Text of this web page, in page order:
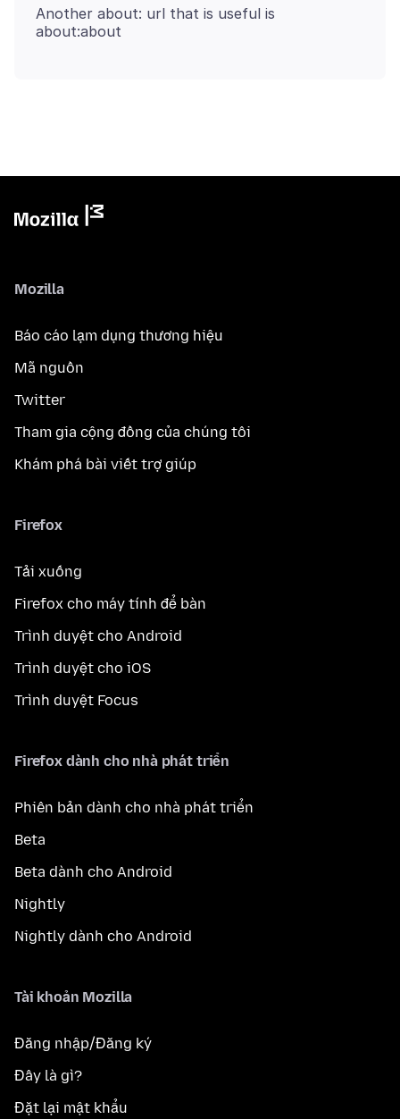
Another about: url that is useful is
Mozilla
Báo cáo lạm dụng thương hiệu
Mã nguồn
Twitter
Tham gia cộng đồng của chúng tôi
Khám phá bài viết trợ giúp
Firefox
Tải xuống
Firefox cho máy tính để bàn
Trình duyệt cho Android
Trình duyệt cho iOS
Trình duyệt Focus
Firefox dành cho nhà phát triển
Phiên bản dành cho nhà phát triển
Beta
Beta dành cho Android
Nightly
Nightly dành cho Android
Tài khoản Mozilla
Đăng nhập/Đăng ký
Đây là gì?
Đặt lại mật khẩu